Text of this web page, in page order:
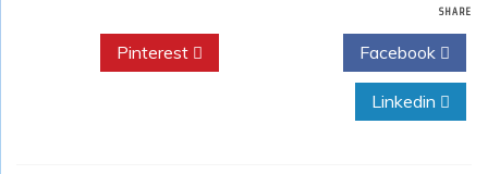
SHARE